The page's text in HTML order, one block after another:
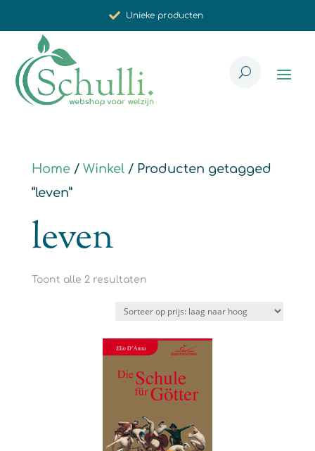
Unieke producten
Met zorg voor u geselecteerd
Home/ Winkel/ Producten getagged
“leven”
leven
Toont alle 2 resultatenGesorteerd
laag
naar
hoog